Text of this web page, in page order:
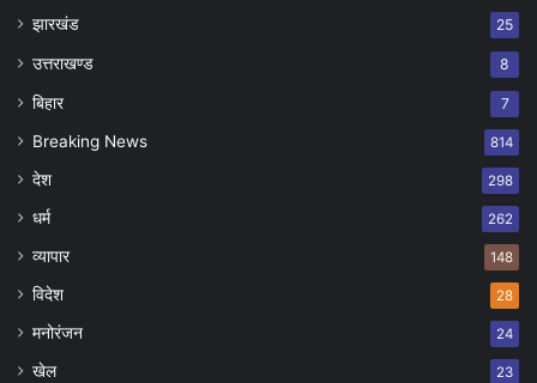
झारखंड 25
उत्तराखण्ड 8
बिहार 7
Breaking News 814
देश 298
धर्म 262
व्यापार 148
विदेश 28
मनोरंजन 24
खेल 23